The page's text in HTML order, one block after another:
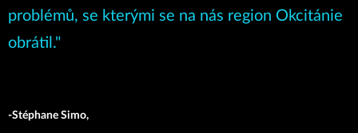
problémů, se kterými se na nás region Okcitánie
obrátil."
-Stéphane Simo,